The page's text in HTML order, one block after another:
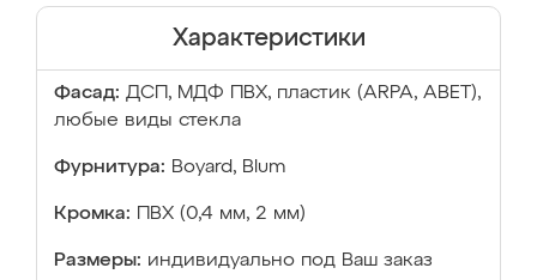
Характеристики
Фасад: ДСП, МДФ ПВХ, пластик (ARPA, ABET),
любые виды стекла
Фурнитура: Boyard, Blum
Кромка: ПВХ (0,4 мм, 2 мм)
Размеры: индивидуально под Ваш заказ